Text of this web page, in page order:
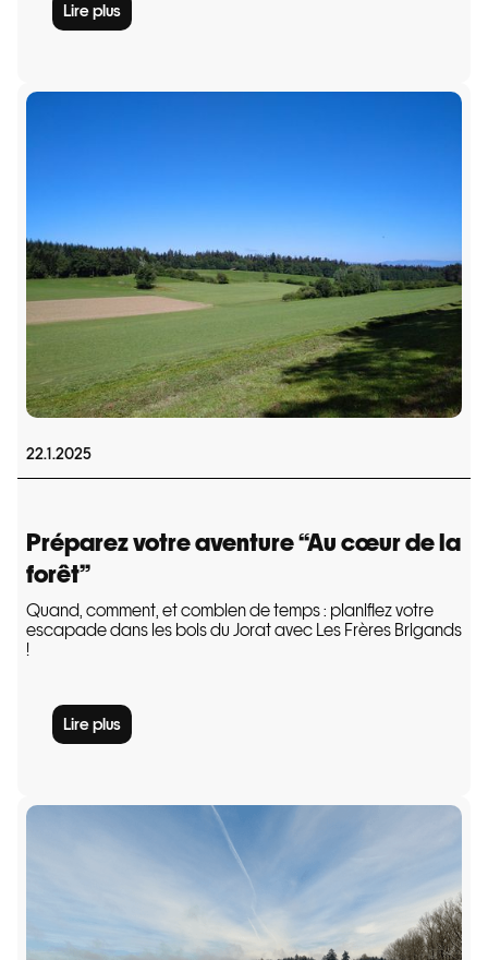
Lire plus
22.1.2025
Préparez votre aventure “Au cœur de la
forêt”
Quand, comment, et combien de temps : planifiez votre
escapade dans les bois du Jorat avec Les Frères Brigands
!
Lire plus